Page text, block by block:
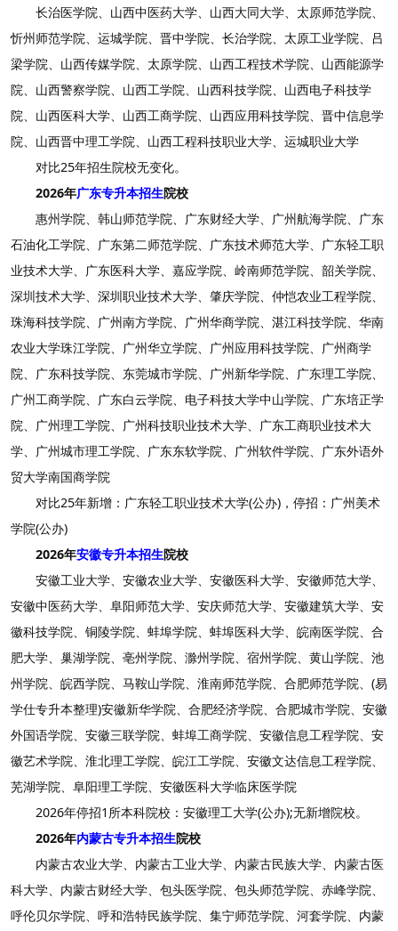
长治医学院、山西中医药大学、山西大同大学、太原师范学院、
忻州师范学院、运城学院、晋中学院、长治学院、太原工业学院、吕
梁学院、山西传媒学院、太原学院、山西工程技术学院、山西能源学
院、山西警察学院、山西工学院、山西科技学院、山西电子科技学
院、山西医科大学、山西工商学院、山西应用科技学院、晋中信息学
院、山西晋中理工学院、山西工程科技职业大学、运城职业大学
对比25年招生院校无变化。
2026年广东专升本招生院校
惠州学院、韩山师范学院、广东财经大学、广州航海学院、广东
石油化工学院、广东第二师范学院、广东技术师范大学、广东轻工职
业技术大学、广东医科大学、嘉应学院、岭南师范学院、韶关学院、
深圳技术大学、深圳职业技术大学、肇庆学院、仲恺农业工程学院、
珠海科技学院、广州南方学院、广州华商学院、湛江科技学院、华南
农业大学珠江学院、广州华立学院、广州应用科技学院、广州商学
院、广东科技学院、东莞城市学院、广州新华学院、广东理工学院、
广州工商学院、广东白云学院、电子科技大学中山学院、广东培正学
院、广州理工学院、广州科技职业技术大学、广东工商职业技术大
学、广州城市理工学院、广东东软学院、广州软件学院、广东外语外
贸大学南国商学院
对比25年新增：广东轻工职业技术大学(公办)，停招：广州美术
学院(公办)
2026年安徽专升本招生院校
安徽工业大学、安徽农业大学、安徽医科大学、安徽师范大学、
安徽中医药大学、阜阳师范大学、安庆师范大学、安徽建筑大学、安
徽科技学院、铜陵学院、蚌埠学院、蚌埠医科大学、皖南医学院、合
肥大学、巢湖学院、亳州学院、滁州学院、宿州学院、黄山学院、池
州学院、皖西学院、马鞍山学院、淮南师范学院、合肥师范学院、(易
学仕专升本整理)安徽新华学院、合肥经济学院、合肥城市学院、安徽
外国语学院、安徽三联学院、蚌埠工商学院、安徽信息工程学院、安
徽艺术学院、淮北理工学院、皖江工学院、安徽文达信息工程学院、
芜湖学院、阜阳理工学院、安徽医科大学临床医学院
2026年停招1所本科院校：安徽理工大学(公办);无新增院校。
2026年内蒙古专升本招生院校
内蒙古农业大学、内蒙古工业大学、内蒙古民族大学、内蒙古医
科大学、内蒙古财经大学、包头医学院、包头师范学院、赤峰学院、
呼伦贝尔学院、呼和浩特民族学院、集宁师范学院、河套学院、内蒙